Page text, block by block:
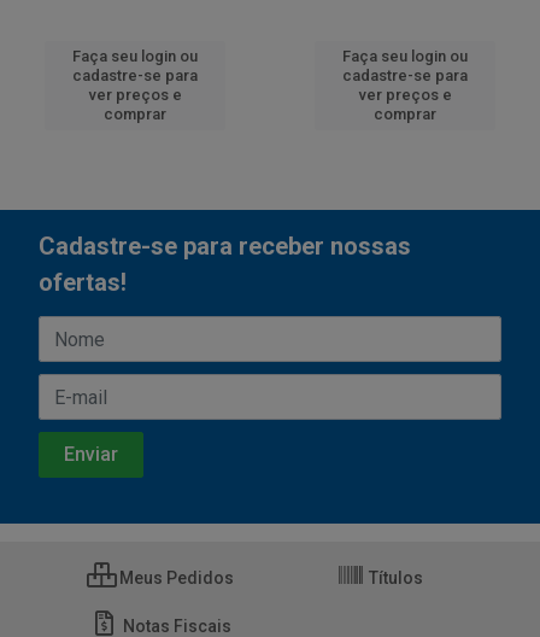
Faça seu login ou
cadastre-se para
ver preços e
comprar
Faça seu login ou
cadastre-se para
ver preços e
comprar
Cadastre-se para receber nossas
ofertas!
Meus Pedidos Títulos
Notas Fiscais